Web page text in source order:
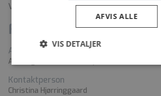
Vi forventer at afvikle samtaler i uge 27.
Fakta
Arbejdssted
Aalborg Universitetshospital
Kontaktperson
Christina Hjørringgaard
AFVIS ALLE
VIS DETALJER